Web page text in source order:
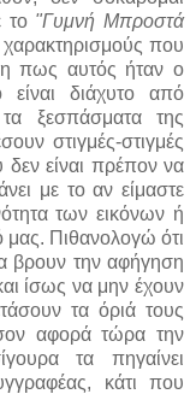
το "Γυμνή Μπροστά
που
πως αυτός ήταν ο
διάχυτο από
ξεσπάσματα της
στιγμές-στιγμές
είναι πρέπον να
με το αν είμαστε
των εικόνων ή
μας. Πιθανολογώ ότι
βρουν την αφήγηση
ίσως να μην έχουν
τα όριά τους
αφορά τώρα την
τα πηγαίνει
κάτι που